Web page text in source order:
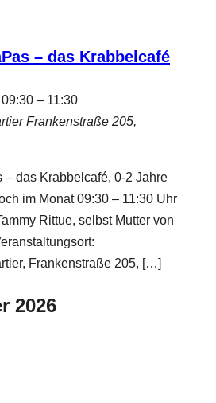
– das Krabbelcafé
– 11:30
Frankenstraße 205,
– das Krabbelcafé, 0-2 Jahre
im Monat 09:30 – 11:30 Uhr
Rittue, selbst Mutter von
Frankenstraße 205, […]
2026